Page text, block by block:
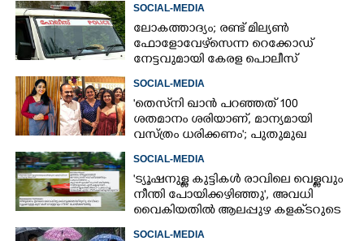
SOCIAL-MEDIA
ലോകത്താദ്യം; രണ്ട് മില്യണ്‍
ഫോളോവേഴ്‌സെന്ന റെക്കോഡ്
നേട്ടവുമായി കേരള പൊലീസ്
SOCIAL-MEDIA
'തെസ്‌നി ഖാൻ പറഞ്ഞത് 100
ശതമാനം ശരിയാണ്, മാന്യമായി
വസ്ത്രം ധരിക്കണം'; പുതുമുഖ
SOCIAL-MEDIA
'ട്യൂഷനുള്ള കുട്ടികൾ രാവിലെ വെള്ളവും
നീന്തി പോയിക്കഴിഞ്ഞു', അവധി
വൈകിയതിൽ ആലപ്പുഴ കളക്‌ടറുടെ
SOCIAL-MEDIA